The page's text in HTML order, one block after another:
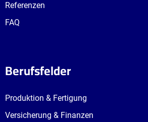
Referenzen
FAQ
Berufsfelder
Produktion & Fertigung
Versicherung & Finanzen